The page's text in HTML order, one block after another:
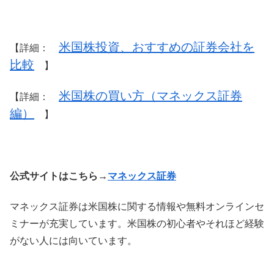
【詳細：
米国株投資、おすすめの証券会社を
比較
】
【詳細：
米国株の買い方（マネックス証券
編）
】
公式サイトはこちら→ マネックス証券
マネックス証券は米国株に関する情報や無料オンラインセ
ミナーが充実しています。米国株の初心者やそれほど経験
がない人には向いています。